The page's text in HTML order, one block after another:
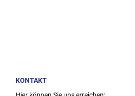
KONTAKT